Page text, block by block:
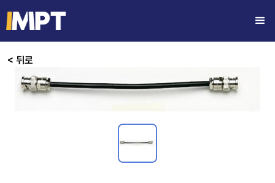
< 뒤로